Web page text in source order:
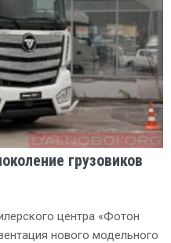
грузовиков
центра «Фотон
нового модельного